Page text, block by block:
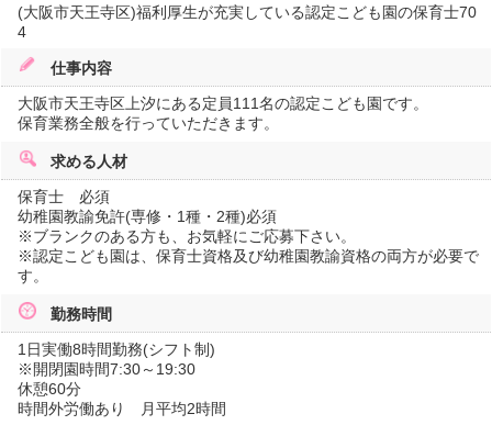
(大阪市天王寺区)福利厚生が充実している認定こども園の保育士70
4
仕事内容
大阪市天王寺区上汐にある定員111名の認定こども園です。
保育業務全般を行っていただきます。
求める人材
保育士 必須
幼稚園教諭免許(専修・1種・2種)必須
※ブランクのある方も、お気軽にご応募下さい。
※認定こども園は、保育士資格及び幼稚園教諭資格の両方が必要で
す。
勤務時間
1日実働8時間勤務(シフト制)
※開閉園時間7:30～19:30
休憩60分
時間外労働あり 月平均2時間